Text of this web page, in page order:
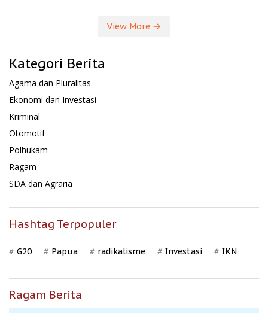
View More
Kategori Berita
Agama dan Pluralitas
Ekonomi dan Investasi
Kriminal
Otomotif
Polhukam
Ragam
SDA dan Agraria
Hashtag Terpopuler
G20 Papua radikalisme Investasi IKN
Ragam Berita